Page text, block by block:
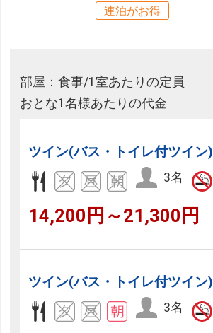
連泊がお得
部屋：食事/1室あたりの定員
おとな1名様あたりの代金
ツイン(バス・トイレ付ツイン)
3名
14,200円～21,300円
ツイン(バス・トイレ付ツイン)
3名